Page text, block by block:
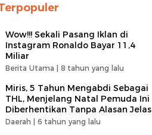
Wow!!! Sekali Pasang Iklan di
Instagram Ronaldo Bayar 11,4
Miliar
Berita Utama | 8 tahun yang lalu
Miris, 5 Tahun Mengabdi Sebagai
THL, Menjelang Natal Pemuda Ini
Diberhentikan Tanpa Alasan Jelas
Daerah | 6 tahun yang lalu